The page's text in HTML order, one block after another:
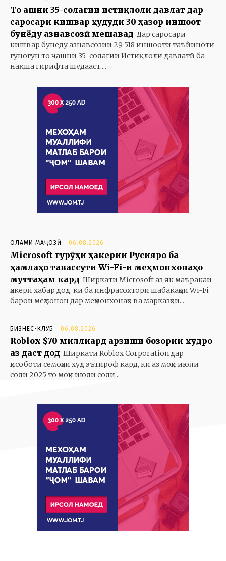
То ҷашни 35-солагии истиқлоли давлат дар
саросари кишвар ҳудуди 30 ҳазор иншоот
бунёду азнавсозӣ мешавад Дар саросари
кишвар бунёду азнавсозии 29 518 иншооти таъйиноти
гуногун то ҷашни 35-солагии Истиқлоли давлатӣ ба
нақша гирифта шудааст....
ОЛАМИ МАҶОЗӢ 06.08.2026
Microsoft гурӯҳи ҳакерии Русияро ба
ҳамлаҳо тавассути Wi-Fi-и меҳмонхонаҳо
муттаҳам кард Ширкати Microsoft аз як маъракаи
ҳакерӣ хабар дод, ки ба инфрасохтори шабакаҳои Wi-Fi
барои меҳмонон дар меҳмонхонаҳо ва марказҳои...
БИЗНЕС-КЛУБ 06.08.2026
Roblox $70 миллиард арзиши бозории худро
аз даст дод Ширкати Roblox Corporation дар
ҳисоботи семоҳаи худ эътироф кард, ки аз моҳи июли
соли 2025 то моҳи июли соли...